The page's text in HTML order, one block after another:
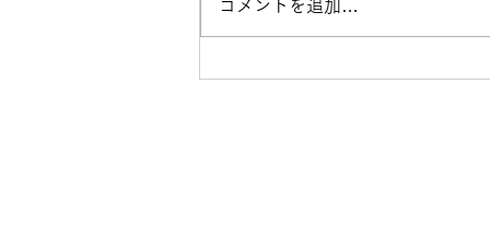
第10回みんな×エール開催レ
コメントを追加…